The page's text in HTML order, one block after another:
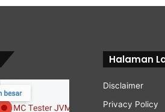
Halaman
Disclaimer
Privacy Policy